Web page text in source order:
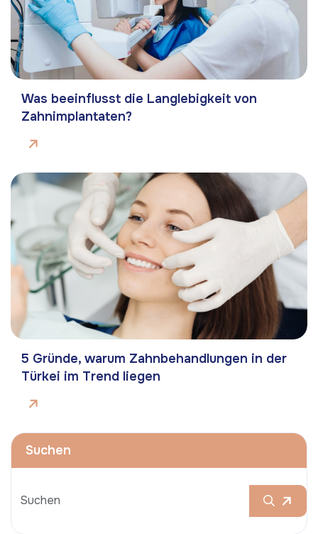
Was beeinflusst die Langlebigkeit von
Zahnimplantaten?
5 Gründe, warum Zahnbehandlungen in der
Türkei im Trend liegen
Suchen